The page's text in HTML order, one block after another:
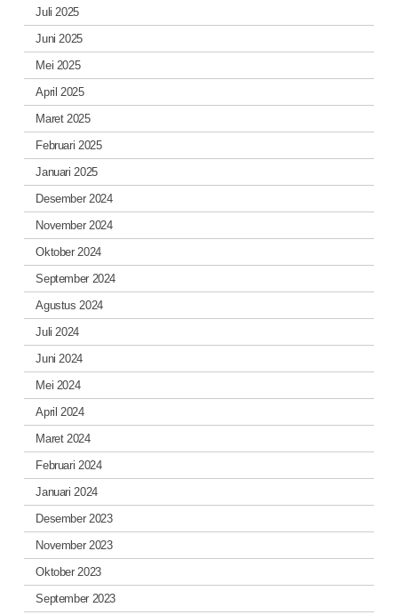
Juli 2025
Juni 2025
Mei 2025
April 2025
Maret 2025
Februari 2025
Januari 2025
Desember 2024
November 2024
Oktober 2024
September 2024
Agustus 2024
Juli 2024
Juni 2024
Mei 2024
April 2024
Maret 2024
Februari 2024
Januari 2024
Desember 2023
November 2023
Oktober 2023
September 2023